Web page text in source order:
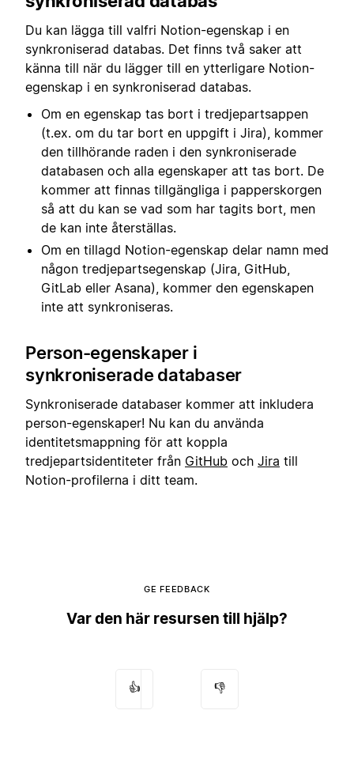
Du kan lägga till valfri Notion-egenskap i en
synkroniserad databas. Det finns två saker att
känna till när du lägger till en ytterligare Notion-
egenskap i en synkroniserad databas.
Om en egenskap tas bort i tredjepartsappen
(t.ex. om du tar bort en uppgift i Jira), kommer
den tillhörande raden i den synkroniserade
databasen och alla egenskaper att tas bort. De
kommer att finnas tillgängliga i papperskorgen
så att du kan se vad som har tagits bort, men
de kan inte återställas.
Om en tillagd Notion-egenskap delar namn med
någon tredjepartsegenskap (Jira, GitHub,
GitLab eller Asana), kommer den egenskapen
inte att synkroniseras.
Person-egenskaper i
synkroniserade databaser
Synkroniserade databaser kommer att inkludera
person-egenskaper! Nu kan du använda
identitetsmappning för att koppla
tredjepartsidentiteter från GitHub och Jira till
Notion-profilerna i ditt team.
GE FEEDBACK
Var den här resursen till hjälp?
👍 👎